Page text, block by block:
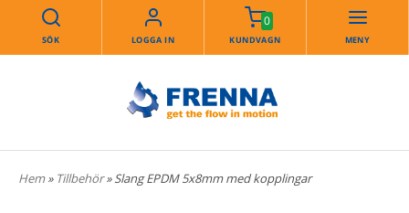
SÖK LOGGA IN
0
KUNDVAGN MENY
Hem» Tillbehör» Slang EPDM 5x8mm med kopplingar